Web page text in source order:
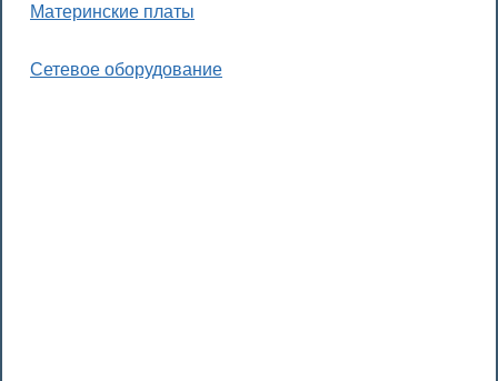
Материнские платы
Сетевое оборудование